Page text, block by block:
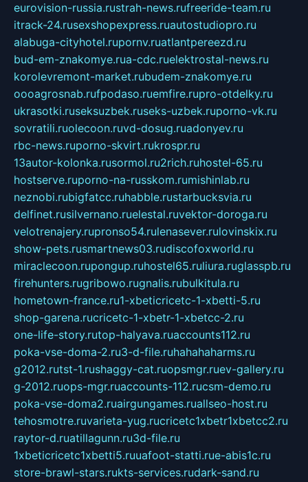
eurovision-russia.rustrah-news.rufreeride-team.ru
itrack-24.rusexshopexpress.ruautostudiopro.ru
alabuga-cityhotel.rupornv.ruatlantpereezd.ru
bud-em-znakomye.rua-cdc.ruelektrostal-news.ru
korolevremont-market.rubudem-znakomye.ru
oooagrosnab.rufpodaso.ruemfire.rupro-otdelky.ru
ukrasotki.ruseksuzbek.ruseks-uzbek.ruporno-vk.ru
sovratili.ruolecoon.ruvd-dosug.ruadonyev.ru
rbc-news.ruporno-skvirt.rukrospr.ru
13autor-kolonka.rusormol.ru2rich.ruhostel-65.ru
hostserve.ruporno-na-russkom.rumishinlab.ru
neznobi.rubigfatcc.ruhabble.rustarbucksvia.ru
delfinet.rusilvernano.ruelestal.ruvektor-doroga.ru
velotrenajery.rupronso54.rulenasever.rulovinskix.ru
show-pets.rusmartnews03.rudiscofoxworld.ru
miraclecoon.rupongup.ruhostel65.ruliura.ruglasspb.ru
firehunters.rugribowo.rugnalis.rubulkitula.ru
hometown-france.ru1-xbeticricetc-1-xbetti-5.ru
shop-garena.rucricetc-1-xbetr-1-xbetcc-2.ru
one-life-story.rutop-halyava.ruaccounts112.ru
poka-vse-doma-2.ru3-d-file.ruhahahaharms.ru
g2012.rutst-1.rushaggy-cat.ruopsmgr.ruev-gallery.ru
g-2012.ruops-mgr.ruaccounts-112.rucsm-demo.ru
poka-vse-doma2.ruairgungames.ruallseo-host.ru
tehosmotre.ruvarieta-yug.rucricetc1xbetr1xbetcc2.ru
raytor-d.ruatillagunn.ru3d-file.ru
1xbeticricetc1xbetti5.ruuafoot-statti.rue-abis1c.ru
store-brawl-stars.rukts-services.rudark-sand.ru